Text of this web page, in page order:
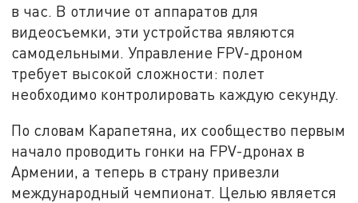
в час. В отличие от аппаратов для
видеосъемки, эти устройства являются
самодельными. Управление FPV-дроном
требует высокой сложности: полет
необходимо контролировать каждую секунду.
По словам Карапетяна, их сообщество первым
начало проводить гонки на FPV-дронах в
Армении, а теперь в страну привезли
международный чемпионат. Целью является